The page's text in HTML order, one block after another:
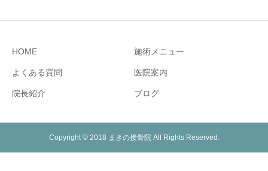
HOME 施術メニュー
よくある質問 医院案内
院長紹介 ブログ
Copyright © 2018 まきの接骨院 All Rights Reserved.